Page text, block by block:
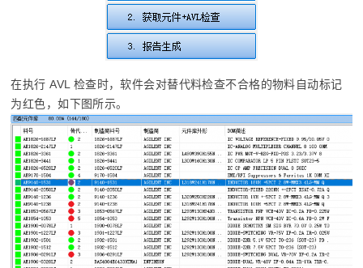
在执行 AVL 检查时，软件会对替代料检查不合格的物料自动标记
为红色，如下图所示。